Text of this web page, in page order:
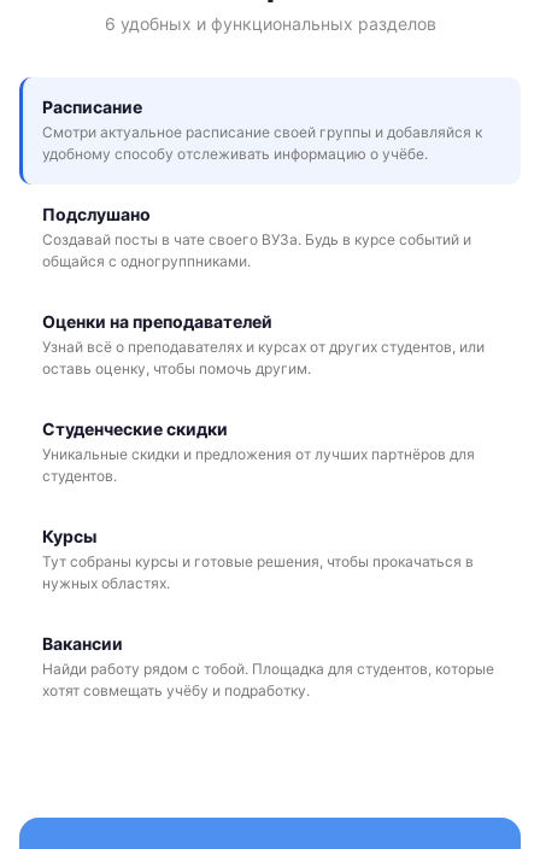
6 удобных и функциональных разделов
Расписание
Смотри актуальное расписание своей группы и добавляйся к
удобному способу отслеживать информацию о учёбе.
Подслушано
Создавай посты в чате своего ВУЗа. Будь в курсе событий и
общайся с одногруппниками.
Оценки на преподавателей
Узнай всё о преподавателях и курсах от других студентов, или
оставь оценку, чтобы помочь другим.
Студенческие скидки
Уникальные скидки и предложения от лучших партнёров для
студентов.
Курсы
Тут собраны курсы и готовые решения, чтобы прокачаться в
нужных областях.
Вакансии
Найди работу рядом с тобой. Площадка для студентов, которые
хотят совмещать учёбу и подработку.